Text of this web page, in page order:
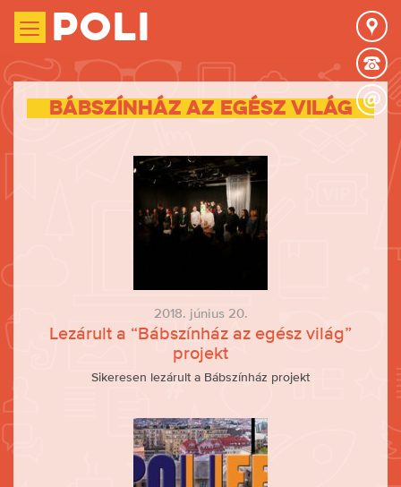
Poli
Bábszínház az egész világ
2018. június 20.
Lezárult a “Bábszínház az egész világ”
projekt
Sikeresen lezárult a Bábszínház projekt